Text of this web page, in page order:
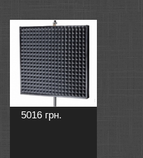
5016 грн.